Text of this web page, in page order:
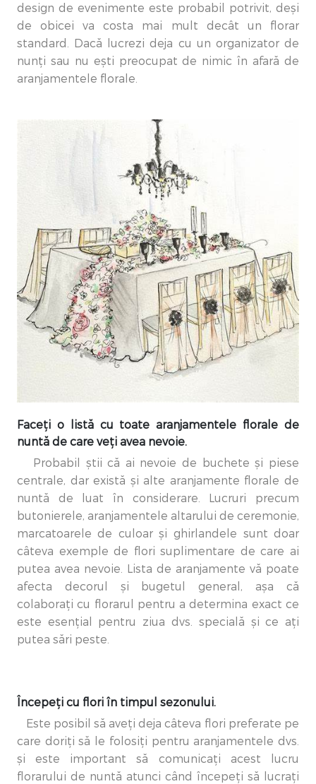
design de evenimente este probabil potrivit, deși
de obicei va costa mai mult decât un florar
standard. Dacă lucrezi deja cu un organizator de
nunți sau nu ești preocupat de nimic în afară de
aranjamentele florale.
Faceți o listă cu toate aranjamentele florale de
nuntă de care veți avea nevoie.
Probabil știi că ai nevoie de buchete și piese
centrale, dar există și alte aranjamente florale de
nuntă de luat în considerare. Lucruri precum
butonierele, aranjamentele altarului de ceremonie,
marcatoarele de culoar și ghirlandele sunt doar
câteva exemple de flori suplimentare de care ai
putea avea nevoie. Lista de aranjamente vă poate
afecta decorul și bugetul general, așa că
colaborați cu florarul pentru a determina exact ce
este esențial pentru ziua dvs. specială și ce ați
putea sări peste.
Începeți cu flori în timpul sezonului.
Este posibil să aveți deja câteva flori preferate pe
care doriți să le folosiți pentru aranjamentele dvs.
și este important să comunicați acest lucru
florarului de nuntă atunci când începeți să lucrați